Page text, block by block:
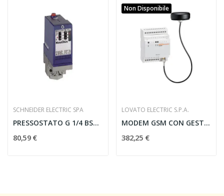
SCHNEIDER ELECTRIC SPA
PRESSOSTATO G 1/4 BSP 1.5 BAR 35BAR SPDT...
80,59 €
Non Disponibile
LOVATO ELECTRIC S.P.A.
MODEM GSM CON GESTIONE SMS + ANTENNA
382,25 €